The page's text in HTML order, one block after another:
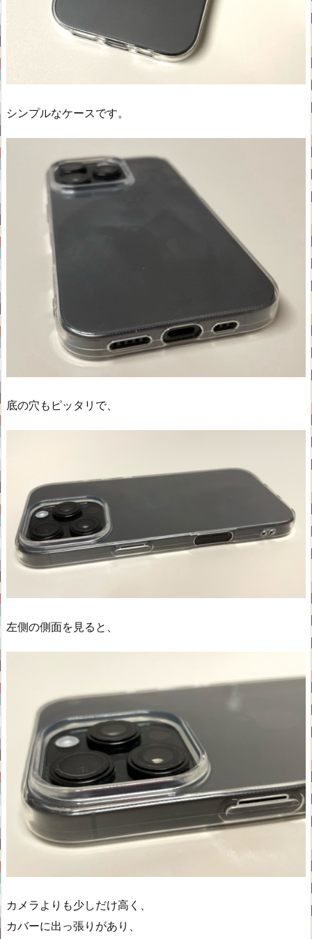
シンプルなケースです。
底の穴もピッタリで、
左側の側面を見ると、
カメラよりも少しだけ高く、
カバーに出っ張りがあり、